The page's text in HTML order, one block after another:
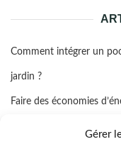
Gérer
Comment intégrer un
jardin ?
Faire des économies